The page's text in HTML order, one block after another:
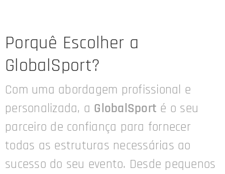
Porquê Escolher a
GlobalSport?
Com uma abordagem profissional e
personalizada, a GlobalSport é o seu
parceiro de confiança para fornecer
todas as estruturas necessárias ao
sucesso do seu evento. Desde pequenos